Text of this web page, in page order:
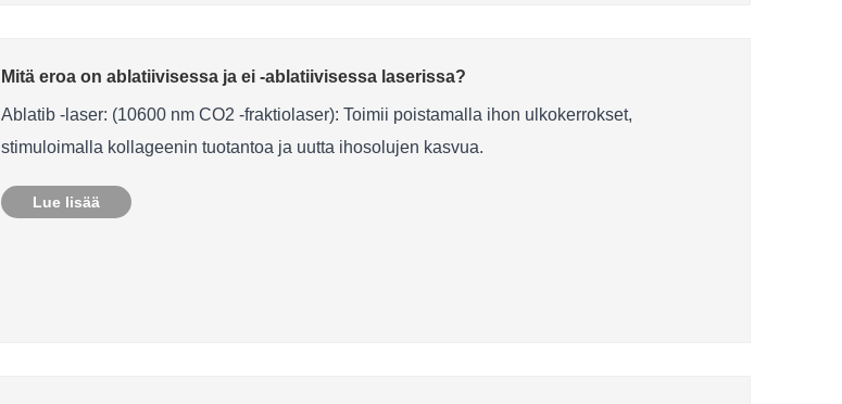
Mitä eroa on ablatiivisessa ja ei -ablatiivisessa laserissa?
Ablatib -laser: (10600 nm CO2 -fraktiolaser): Toimii poistamalla ihon ulkokerrokset,
stimuloimalla kollageenin tuotantoa ja uutta ihosolujen kasvua.
Lue lisää